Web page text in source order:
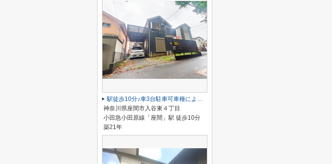
駅徒歩10分♪車3台駐車可車種による3LDK＋S＋ロフト、ウッドデッキ
神奈川県座間市入谷東４丁目
小田急小田原線「座間」駅 徒歩10分
築21年